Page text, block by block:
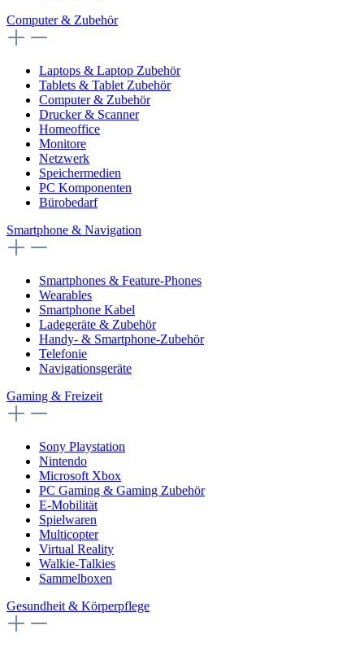
Computer & Zubehör
Laptops & Laptop Zubehör
Tablets & Tablet Zubehör
Computer & Zubehör
Drucker & Scanner
Homeoffice
Monitore
Netzwerk
Speichermedien
PC Komponenten
Bürobedarf
Smartphone & Navigation
Smartphones & Feature-Phones
Wearables
Smartphone Kabel
Ladegeräte & Zubehör
Handy- & Smartphone-Zubehör
Telefonie
Navigationsgeräte
Gaming & Freizeit
Sony Playstation
Nintendo
Microsoft Xbox
PC Gaming & Gaming Zubehör
E-Mobilität
Spielwaren
Multicopter
Virtual Reality
Walkie-Talkies
Sammelboxen
Gesundheit & Körperpflege